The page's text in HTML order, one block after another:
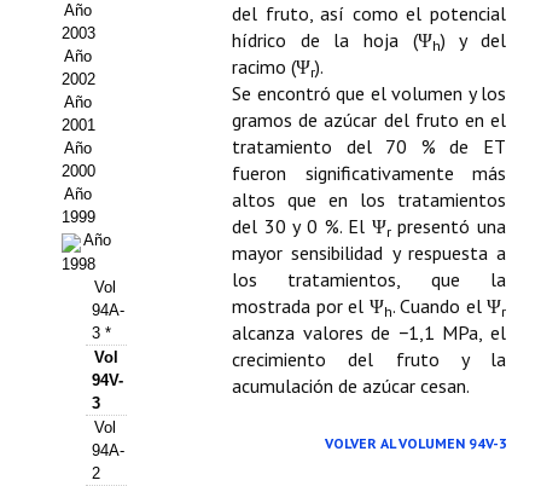
Buscador de Comunicaciones
Buscador de Comunicaciones
CONTACTO
BUSCADOR
Año
2003
Año
2002
Año
2001
Año
2000
Año
1999
Año
1998
Vol
94A-
3 *
Vol
94V-
3
Vol
94A-
2
del fruto, así como el potencial
hídrico de la hoja (Ψh) y del
racimo (Ψr).
Se encontró que el volumen y los
gramos de azúcar del fruto en el
tratamiento del 70 % de ET
fueron significativamente más
altos que en los tratamientos
del 30 y 0 %. El Ψrpresentó una
mayor sensibilidad y respuesta a
los tratamientos, que la
mostrada por el Ψh. Cuando el Ψr
alcanza valores de −1,1 MPa, el
crecimiento del fruto y la
acumulación de azúcar cesan.
VOLVER AL VOLUMEN 94V-3